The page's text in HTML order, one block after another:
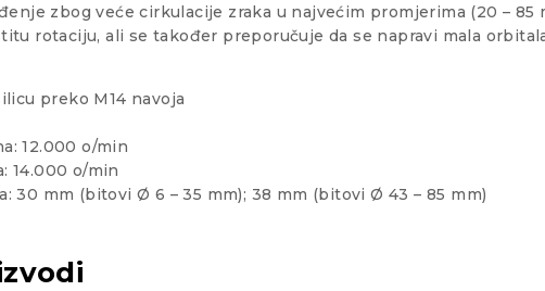
zbog veće cirkulacije zraka u najvećim promjerima (20 –
rotaciju, ali se također preporučuje da se napravi mala
preko M14 navoja
12.000 o/min
14.000 o/min
30 mm (bitovi Ø 6 – 35 mm); 38 mm (bitovi Ø 43 – 85 mm)